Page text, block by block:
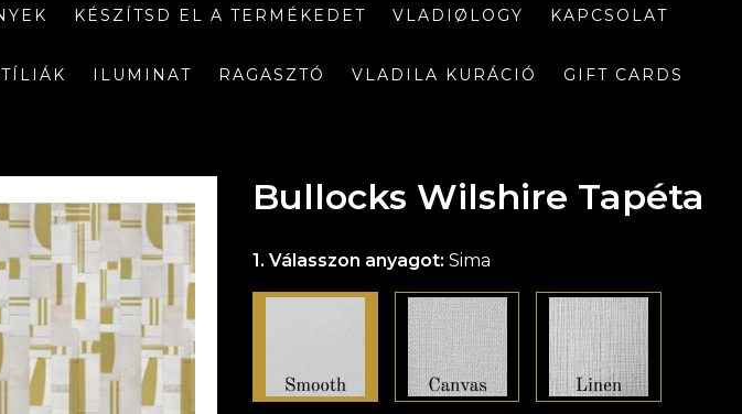
KÉSZÍTSD EL A TERMÉKEDET VLADIØLOGY KAPCSOLAT
ILUMINAT RAGASZTÓ VLADILA KURÁCIÓ GIFT CARDS
Bullocks Wilshire Tapéta
Válasszon anyagot:Sima